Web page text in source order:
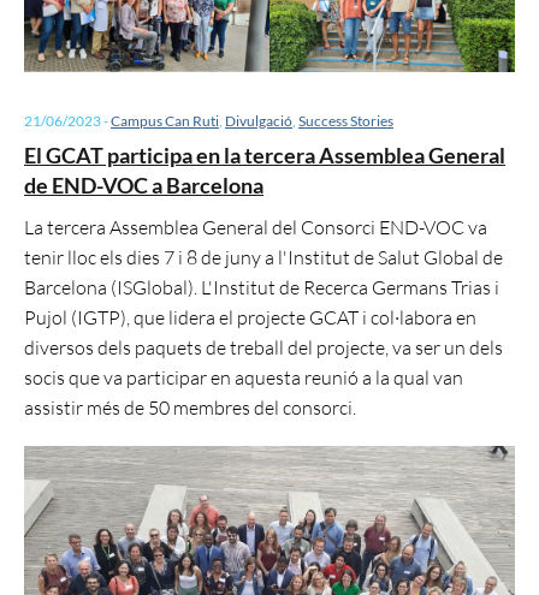
21/06/2023-Campus Can Ruti Divulgació Success Stories
El GCAT participa en la tercera Assemblea General
de END-VOC a Barcelona
La tercera Assemblea General del Consorci END-VOC va
tenir lloc els dies 7 i 8 de juny a l'Institut de Salut Global de
Barcelona (ISGlobal). L'Institut de Recerca Germans Trias i
Pujol (IGTP), que lidera el projecte GCAT i col·labora en
diversos dels paquets de treball del projecte, va ser un dels
socis que va participar en aquesta reunió a la qual van
assistir més de 50 membres del consorci.